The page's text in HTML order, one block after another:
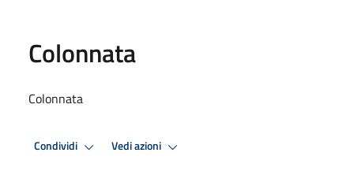
Colonnata
Colonnata
Condividi Vedi azioni